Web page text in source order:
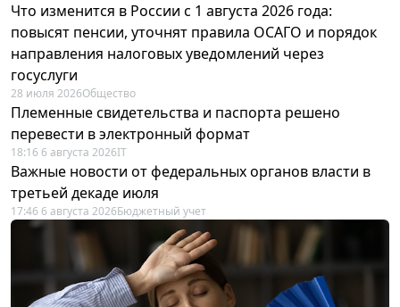
Что изменится в России с 1 августа 2026 года:
повысят пенсии, уточнят правила ОСАГО и порядок
направления налоговых уведомлений через
госуслуги
28 июля 2026Общество
Племенные свидетельства и паспорта решено
перевести в электронный формат
18:16 6 августа 2026IT
Важные новости от федеральных органов власти в
третьей декаде июля
17:46 6 августа 2026Бюджетный учет